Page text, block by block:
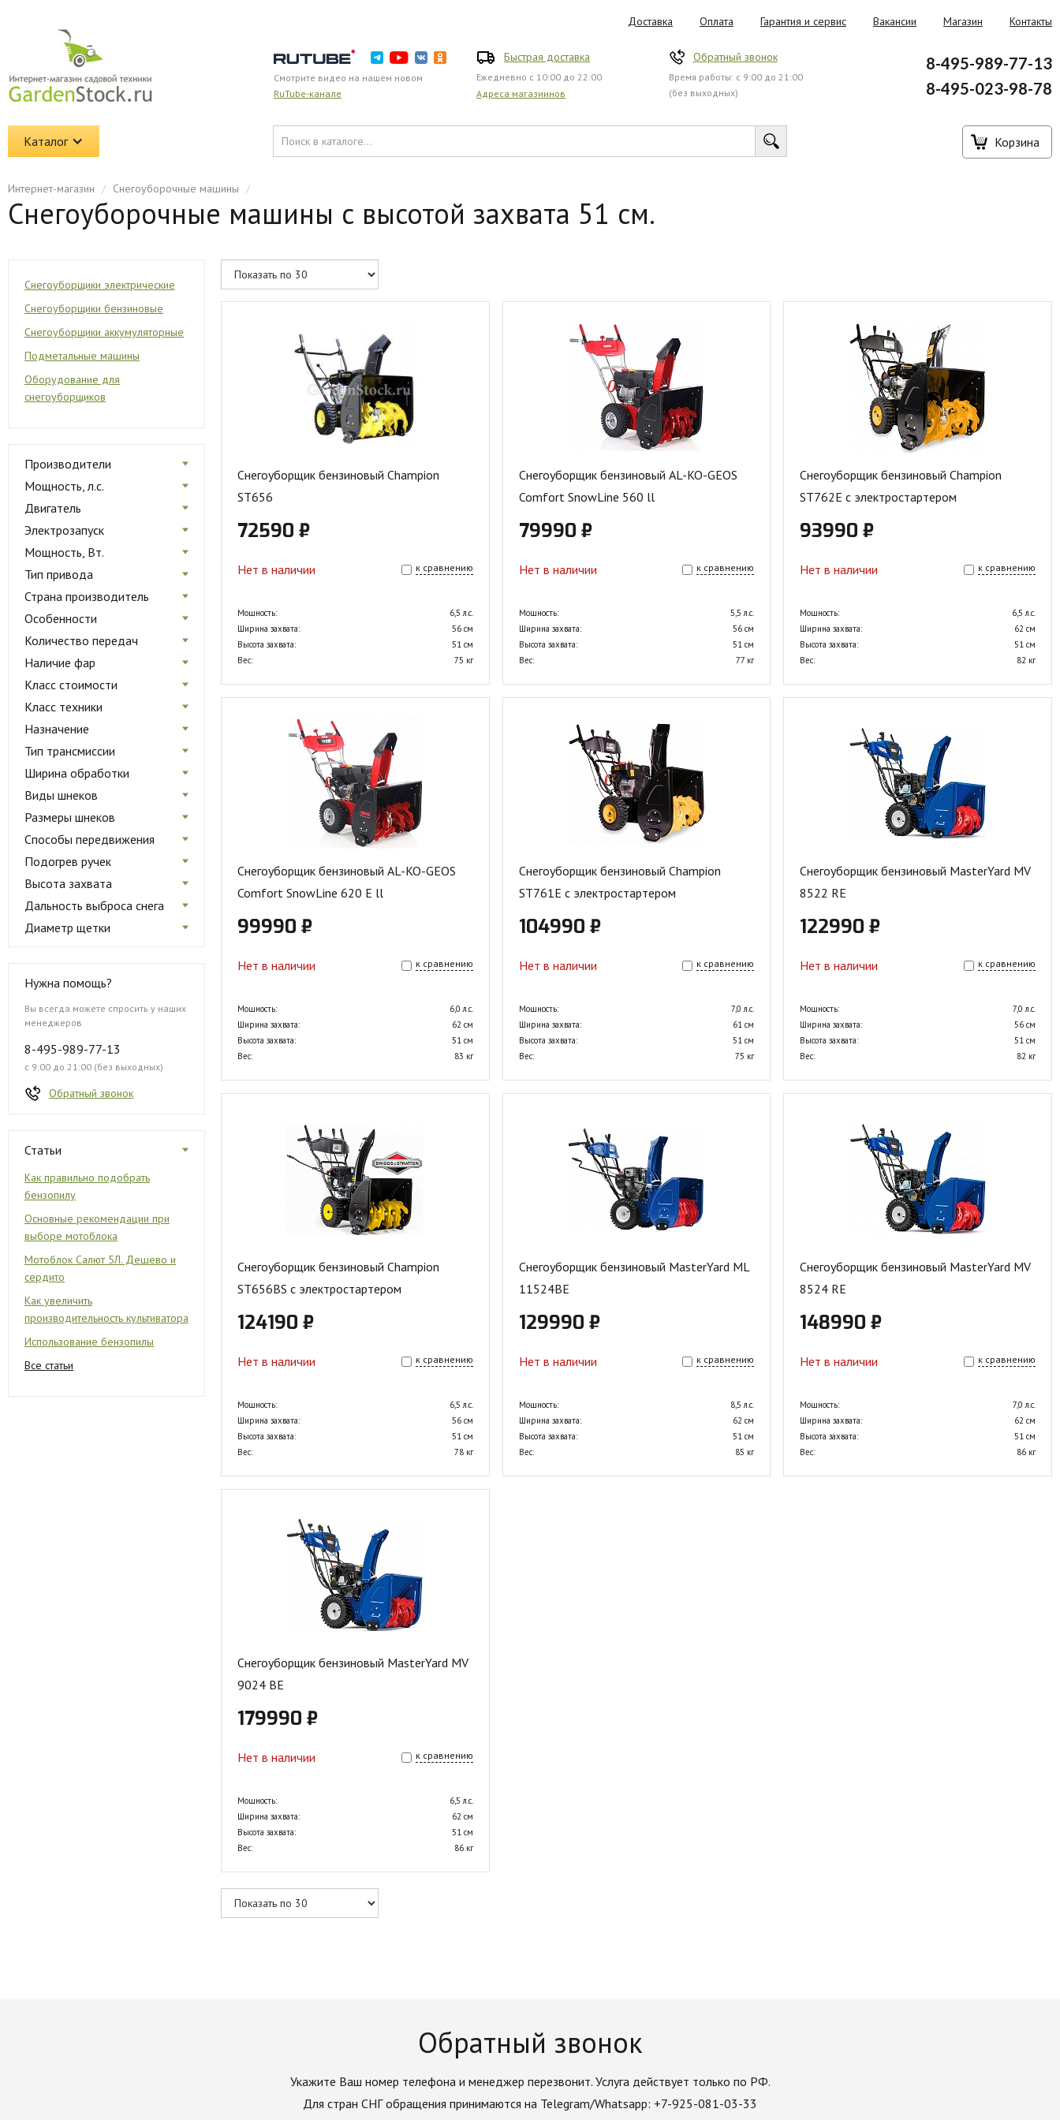
Доставка Оплата Гарантия и сервис Вакансии Магазин Контакты
Смотрите видео на нашем новом
RuTube-канале
Быстрая доставка
Ежедневно с 10:00 до 22:00
Адреса магазиинов
Обратный звонок
Время работы: с 9:00 до 21:00
(без выходных)
8-495-989-77-13
8-495-023-98-78
Каталог Корзина
Интернет-магазин / Снегоуборочные машины /
Снегоуборочные машины с высотой захвата 51 см.
Снегоуборщики электрические
Снегоуборщики бензиновые
Снегоуборщики аккумуляторные
Подметальные машины
Оборудование для
снегоуборщиков
Производители
Мощность, л.с.
Двигатель
Электрозапуск
Мощность, Вт.
Тип привода
Страна производитель
Особенности
Количество передач
Наличие фар
Класс стоимости
Класс техники
Назначение
Тип трансмиссии
Ширина обработки
Виды шнеков
Размеры шнеков
Способы передвижения
Подогрев ручек
Высота захвата
Дальность выброса снега
Диаметр щетки
Нужна помощь?
Вы всегда можете спросить у наших
менеджеров
8-495-989-77-13
с 9:00 до 21:00 (без выходных)
Обратный звонок
Статьи
Как правильно подобрать
бензопилу
Основные рекомендации при
выборе мотоблока
Мотоблок Салют 5Л. Дешево и
сердито
Как увеличить
производительность культиватора
Использование бензопилы
Все статьи
Снегоуборщик бензиновый Champion
ST656
72590 ₽
к сравнению
Нет в наличии
Мощность:
6,5 л.с.
Ширина захвата:
56 см
Высота захвата:
51 см
Вес:
75 кг
Снегоуборщик бензиновый AL-KO-GEOS
Comfort SnowLine 560 ll
79990 ₽
к сравнению
Нет в наличии
Мощность:
5,5 л.с.
Ширина захвата:
56 см
Высота захвата:
51 см
Вес:
77 кг
Снегоуборщик бензиновый Champion
ST762E с электростартером
93990 ₽
к сравнению
Нет в наличии
Мощность:
6,5 л.с.
Ширина захвата:
62 см
Высота захвата:
51 см
Вес:
82 кг
Снегоуборщик бензиновый AL-KO-GEOS
Comfort SnowLine 620 E ll
99990 ₽
к сравнению
Нет в наличии
Мощность:
6,0 л.с.
Ширина захвата:
62 см
Высота захвата:
51 см
Вес:
83 кг
Снегоуборщик бензиновый Champion
ST761E с электростартером
104990 ₽
к сравнению
Нет в наличии
Мощность:
7,0 л.с.
Ширина захвата:
61 см
Высота захвата:
51 см
Вес:
75 кг
Снегоуборщик бензиновый MasterYard MV
8522 RE
122990 ₽
к сравнению
Нет в наличии
Мощность:
7,0 л.с.
Ширина захвата:
56 см
Высота захвата:
51 см
Вес:
82 кг
Снегоуборщик бензиновый Champion
ST656BS с электростартером
124190 ₽
к сравнению
Нет в наличии
Мощность:
6,5 л.с.
Ширина захвата:
56 см
Высота захвата:
51 см
Вес:
78 кг
Снегоуборщик бензиновый MasterYard ML
11524BE
129990 ₽
к сравнению
Нет в наличии
Мощность:
8,5 л.с.
Ширина захвата:
62 см
Высота захвата:
51 см
Вес:
85 кг
Снегоуборщик бензиновый MasterYard MV
8524 RE
148990 ₽
к сравнению
Нет в наличии
Мощность:
7,0 л.с.
Ширина захвата:
62 см
Высота захвата:
51 см
Вес:
86 кг
Снегоуборщик бензиновый MasterYard MV
9024 BE
179990 ₽
к сравнению
Нет в наличии
Мощность:
6,5 л.с.
Ширина захвата:
62 см
Высота захвата:
51 см
Вес:
86 кг
Обратный звонок
Укажите Ваш номер телефона и менеджер перезвонит. Услуга действует только по РФ.
Для стран СНГ обращения принимаются на Telegram/Whatsapp: +7-925-081-03-33